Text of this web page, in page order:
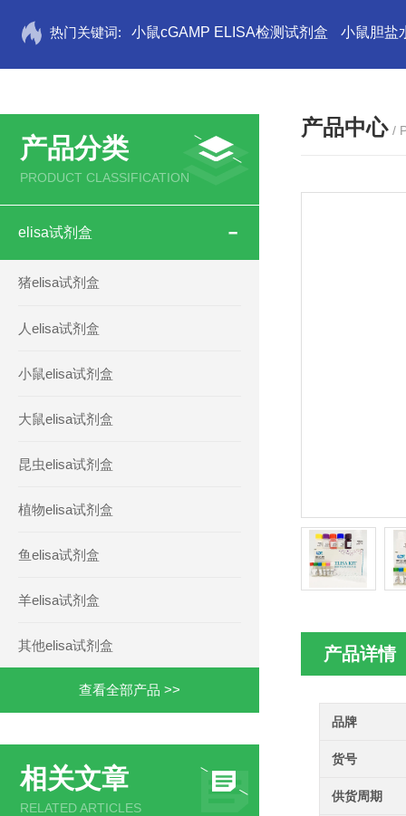
热门关键词: 小鼠cGAMP ELISA检测试剂盒 小鼠胆盐
产品分类
PRODUCT CLASSIFICATION
elisa试剂盒
猪elisa试剂盒
人elisa试剂盒
小鼠elisa试剂盒
大鼠elisa试剂盒
昆虫elisa试剂盒
植物elisa试剂盒
鱼elisa试剂盒
羊elisa试剂盒
其他elisa试剂盒
查看全部产品 >>
相关文章
RELATED ARTICLES
产品中心 /
产品详情
品牌
货号
供货周期